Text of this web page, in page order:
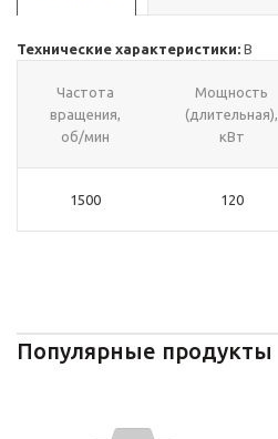
Технические характеристики: В
Частота
вращения,
об/мин
Мощность
(длительная),
кВт
1500 120
Популярные продукты